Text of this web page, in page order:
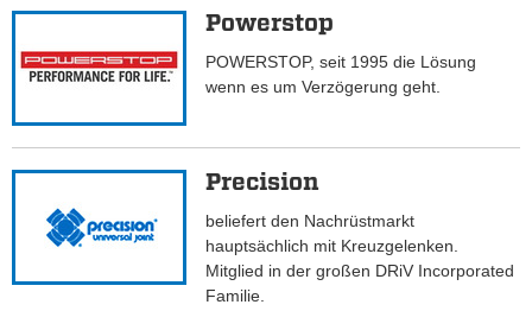
Powerstop
POWERSTOP, seit 1995 die Lösung
wenn es um Verzögerung geht.
Precision
beliefert den Nachrüstmarkt
hauptsächlich mit Kreuzgelenken.
Mitglied in der großen DRiV Incorporated
Familie.